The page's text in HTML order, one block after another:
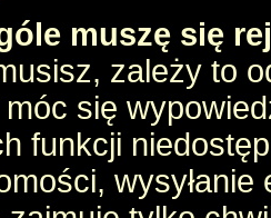
muszę się
zależy to
się
funkcji